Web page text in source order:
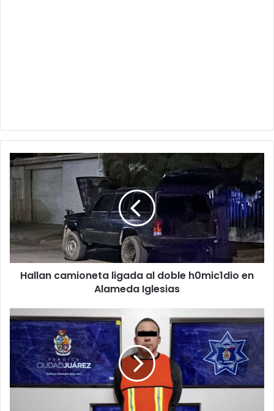
Hallan
camioneta
ligada
al
doble
h0mic1dio
en
Alameda
Iglesias
Hallan camioneta ligada al doble h0mic1dio en
Alameda Iglesias
Detienen
a
presunto
responsable
del
doble
h0mic1dio